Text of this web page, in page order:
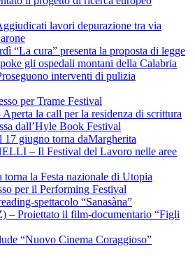
lavori depurazione tra via
“La cura” presenta la proposta di legge
gli ospedali montani della Calabria
interventi di pulizia
per Trame Festival
la call per la residenza di scrittura
dall’Hyle Book Festival
giugno torna daMargherita
– Il Festival del Lavoro nelle aree
torna la Festa nazionale di Utopia
per il Performing Festival
spettacolo “Sanasàna”
Proiettato il film-documentario “Figli
“Nuovo Cinema Coraggioso”